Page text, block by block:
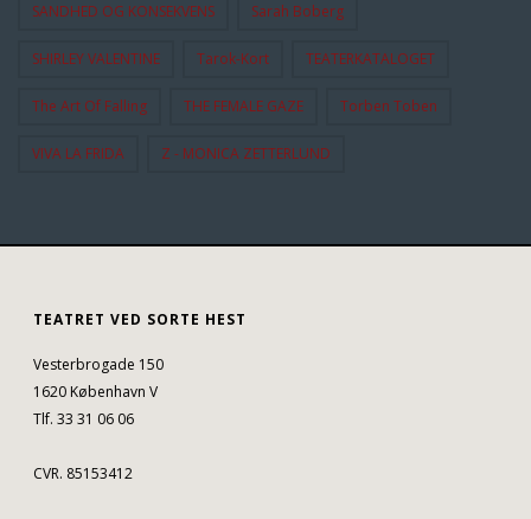
SANDHED OG KONSEKVENS Sarah Boberg
SHIRLEY VALENTINE Tarok-Kort TEATERKATALOGET
The Art Of Falling THE FEMALE GAZE Torben Toben
VIVA LA FRIDA Z - MONICA ZETTERLUND
TEATRET VED SORTE HEST
Vesterbrogade 150
1620 København V
Tlf. 33 31 06 06
CVR. 85153412